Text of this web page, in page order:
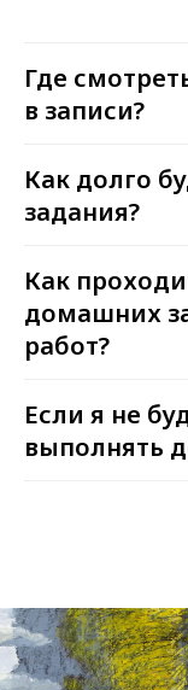
Где
в записи?
Как долго
задания?
Как
домашних
работ?
Если я не
выполнять